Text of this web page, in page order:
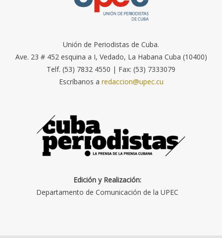
Unión de Periodistas de Cuba.
Ave. 23 # 452 esquina a I, Vedado, La Habana Cuba (10400)
Telf. (53) 7832 4550 | Fax: (53) 7333079
Escríbanos a redaccion@upec.cu
Edición y Realización:
Departamento de Comunicación de la UPEC